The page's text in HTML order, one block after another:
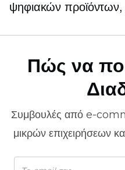
ψηφιακών
Πώς να
Συμβουλές από e-
μικρών επιχειρήσεων